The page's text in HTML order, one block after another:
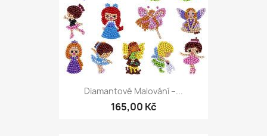
Diamantové Malování –...
165,00 Kč